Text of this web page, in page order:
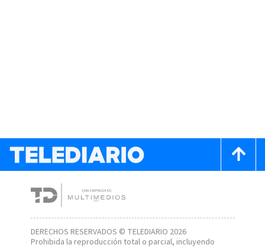
DERECHOS RESERVADOS © TELEDIARIO 2026
Prohibida la reproducción total o parcial, incluyendo